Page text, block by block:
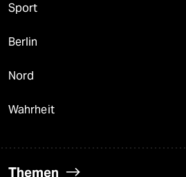
Sport
Berlin
Nord
Wahrheit
Themen